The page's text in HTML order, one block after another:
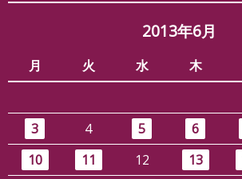
2013年6月
月 火 水 木
3
4 5 6
10
11 12 13